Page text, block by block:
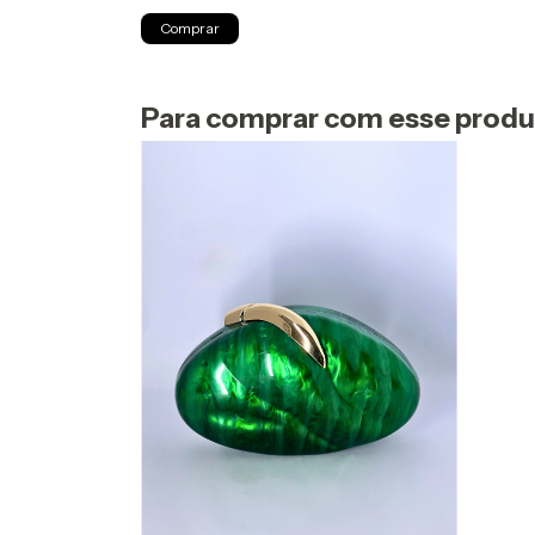
Comprar
Para comprar com esse